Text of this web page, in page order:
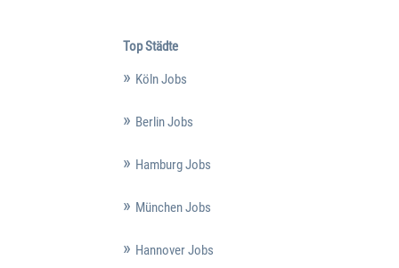
Top Städte
Köln Jobs
Berlin Jobs
Hamburg Jobs
München Jobs
Hannover Jobs